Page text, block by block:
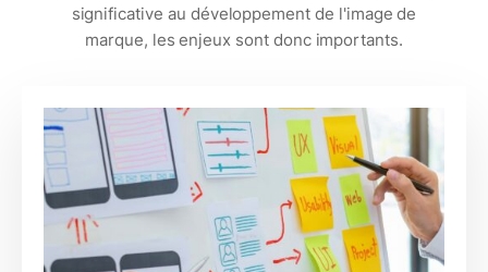
significative au développement de l'image de
marque, les enjeux sont donc importants.